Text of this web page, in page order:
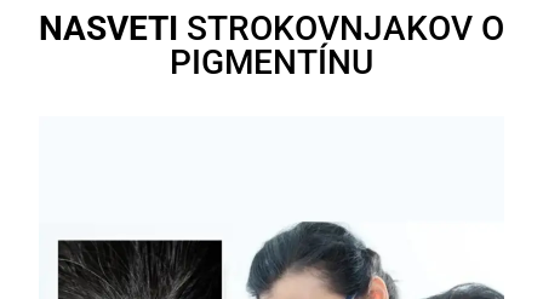
NASVETI STROKOVNJAKOV O
PIGMENTÍNU